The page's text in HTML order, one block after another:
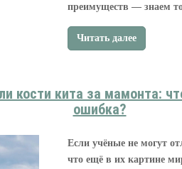
преимуществ — знаем
Читать далее
кости кита за мамонта:
ошибка?
Если учёные не могут
что ещё в их картине